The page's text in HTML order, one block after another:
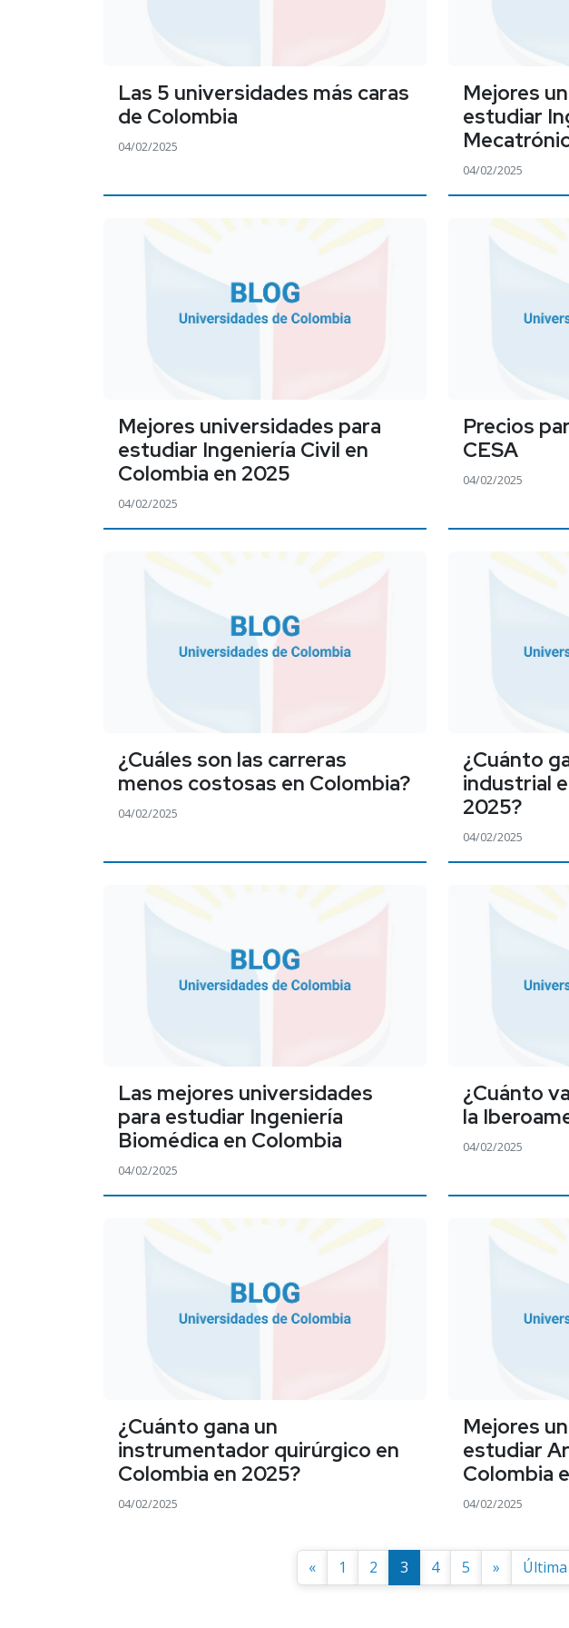
Las 5 universidades más caras
de Colombia
04/02/2025
Mejores
estudiar
04/02/2025
Mejores universidades para
estudiar Ingeniería Civil en
Colombia en 2025
04/02/2025
Precios
CESA
04/02/2025
¿Cuáles son las carreras
menos costosas en Colombia?
04/02/2025
¿Cuánto
industrial
2025?
04/02/2025
Las mejores universidades
para estudiar Ingeniería
Biomédica en Colombia
04/02/2025
¿Cuánto
la
04/02/2025
¿Cuánto gana un
instrumentador quirúrgico en
Colombia en 2025?
04/02/2025
Mejores
estudiar
Colombia
04/02/2025
« 1 2 3 4 5 » Última